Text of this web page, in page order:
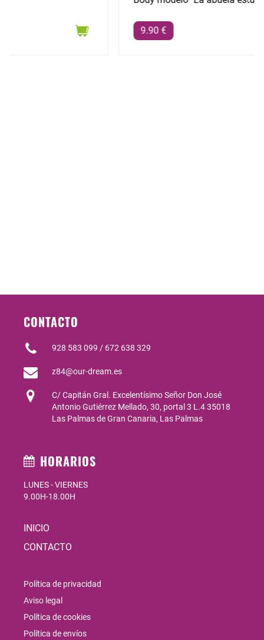
CONTACTO
928 583 099 / 672 638 329
z84@our-dream.es
C/ Capitán Gral. Excelentísimo Señor Don José
Antonio Gutiérrez Mellado, 30, portal 3 L.4 35018
Las Palmas de Gran Canaria, Las Palmas
HORARIOS
LUNES - VIERNES
9.00H-18.00H
INICIO
CONTACTO
Política de privacidad
Aviso legal
Política de cookies
Política de envíos